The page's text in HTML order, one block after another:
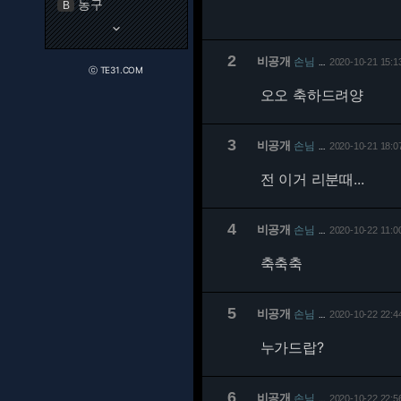
B 농구
keyboard_arrow_down
ⓒ TE31.COM 2 비공개 손님 2020-10-21
오오 축하드려양
3 비공개 손님 2020-10-21
전 이거 리분때...
4 비공개 손님 2020-10-22
축축축
5 비공개 손님 2020-10-22
누가드랍?
6 비공개 손님 2020-10-22